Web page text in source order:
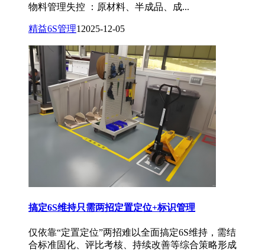
物料管理失控 ：原材料、半成品、成...
精益6S管理1 2025-12-05
搞定6S维持只需两招定置定位+标识管理
仅依靠“定置定位”两招难以全面搞定6S维持，需结
合标准固化、评比考核、持续改善等综合策略形成